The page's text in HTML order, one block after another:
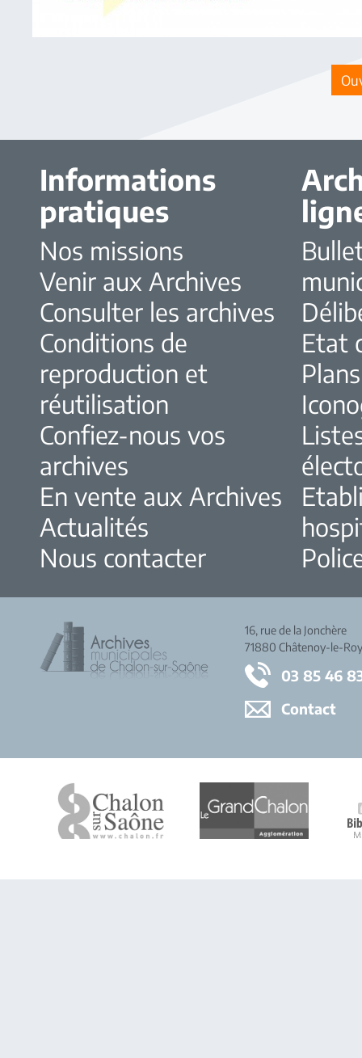
Informations
pratiques
Nos missions
Venir aux Archives
Consulter les archives
Conditions de
reproduction et
réutilisation
Confiez-nous vos
archives
En vente aux Archives
Actualités
Nous contacter
Etat
Plans
16, rue de la Jonchère
71880 Châtenoy-le-
03 85 46
Contact